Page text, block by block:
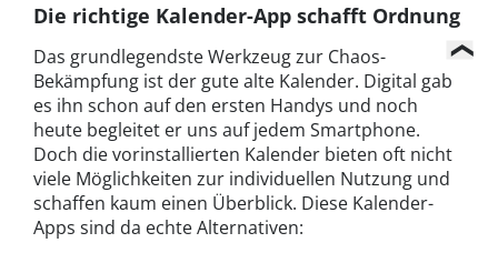
Die richtige Kalender-App schafft Ordnung
Das grundlegendste Werkzeug zur Chaos-
Bekämpfung ist der gute alte Kalender. Digital gab
es ihn schon auf den ersten Handys und noch
heute begleitet er uns auf jedem Smartphone.
Doch die vorinstallierten Kalender bieten oft nicht
viele Möglichkeiten zur individuellen Nutzung und
schaffen kaum einen Überblick. Diese Kalender-
Apps sind da echte Alternativen: